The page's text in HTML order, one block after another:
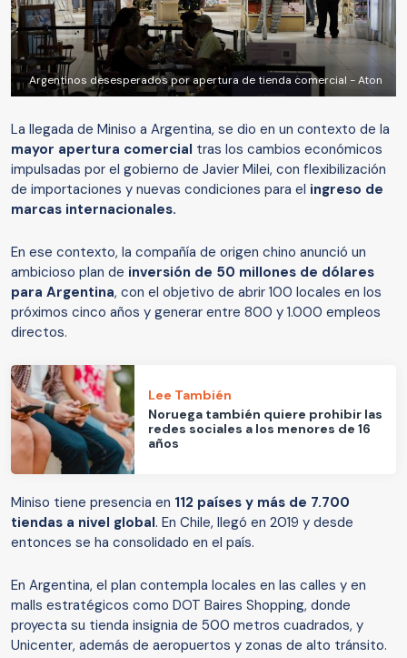
Argentinos desesperados por apertura de tienda comercial - Aton
La llegada de Miniso a Argentina, se dio en un contexto de la
mayor apertura comercial tras los cambios económicos
impulsadas por el gobierno de Javier Milei, con flexibilización
de importaciones y nuevas condiciones para el ingreso de
marcas internacionales.
En ese contexto, la compañía de origen chino anunció un
ambicioso plan de inversión de 50 millones de dólares
para Argentina, con el objetivo de abrir 100 locales en los
próximos cinco años y generar entre 800 y 1.000 empleos
directos.
Lee También
Noruega también quiere prohibir las
redes sociales a los menores de 16
años
Miniso tiene presencia en 112 países y más de 7.700
tiendas a nivel global. En Chile, llegó en 2019 y desde
entonces se ha consolidado en el país.
En Argentina, el plan contempla locales en las calles y en
malls estratégicos como DOT Baires Shopping, donde
proyecta su tienda insignia de 500 metros cuadrados, y
Unicenter, además de aeropuertos y zonas de alto tránsito.